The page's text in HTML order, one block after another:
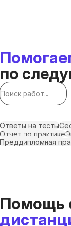
по
Ответы на тесты
Отчет по практике
Преддипломная
Помощь